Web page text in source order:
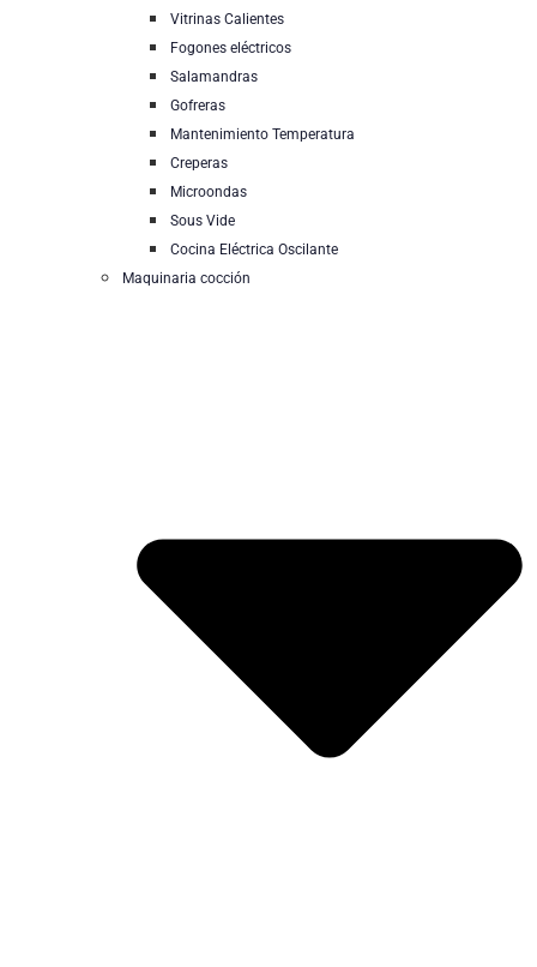
Vitrinas Calientes
Fogones eléctricos
Salamandras
Gofreras
Mantenimiento Temperatura
Creperas
Microondas
Sous Vide
Cocina Eléctrica Oscilante
Maquinaria cocción